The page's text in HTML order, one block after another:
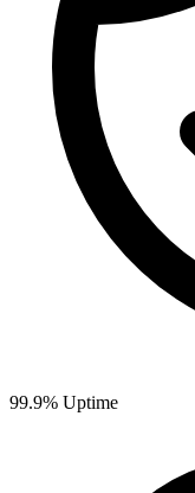
99.9% Uptime